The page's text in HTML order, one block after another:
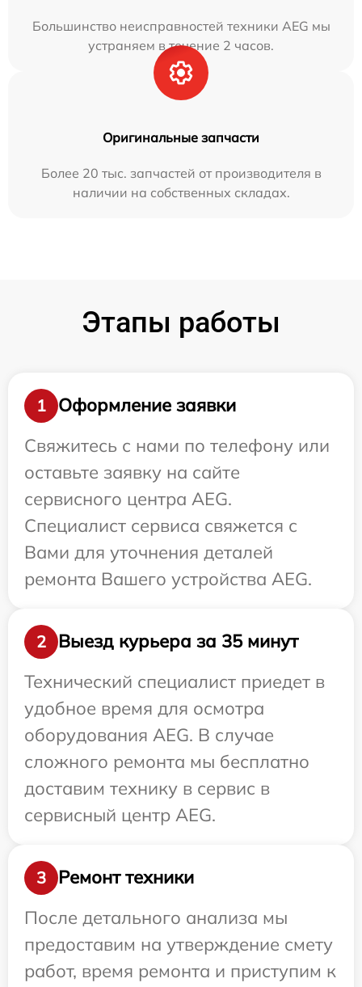
Большинство неисправностей техники AEG мы
устраняем в течение 2 часов.
Оригинальные запчасти
Более 20 тыс. запчастей от производителя в
наличии на собственных складах.
Этапы работы
1
Оформление заявки
Свяжитесь с нами по телефону или
оставьте заявку на сайте
сервисного центра AEG.
Специалист сервиса свяжется с
Вами для уточнения деталей
ремонта Вашего устройства AEG.
2
Выезд курьера за 35 минут
Технический специалист приедет в
удобное время для осмотра
оборудования AEG. В случае
сложного ремонта мы бесплатно
доставим технику в сервис в
сервисный центр AEG.
3
Ремонт техники
После детального анализа мы
предоставим на утверждение смету
работ, время ремонта и приступим к